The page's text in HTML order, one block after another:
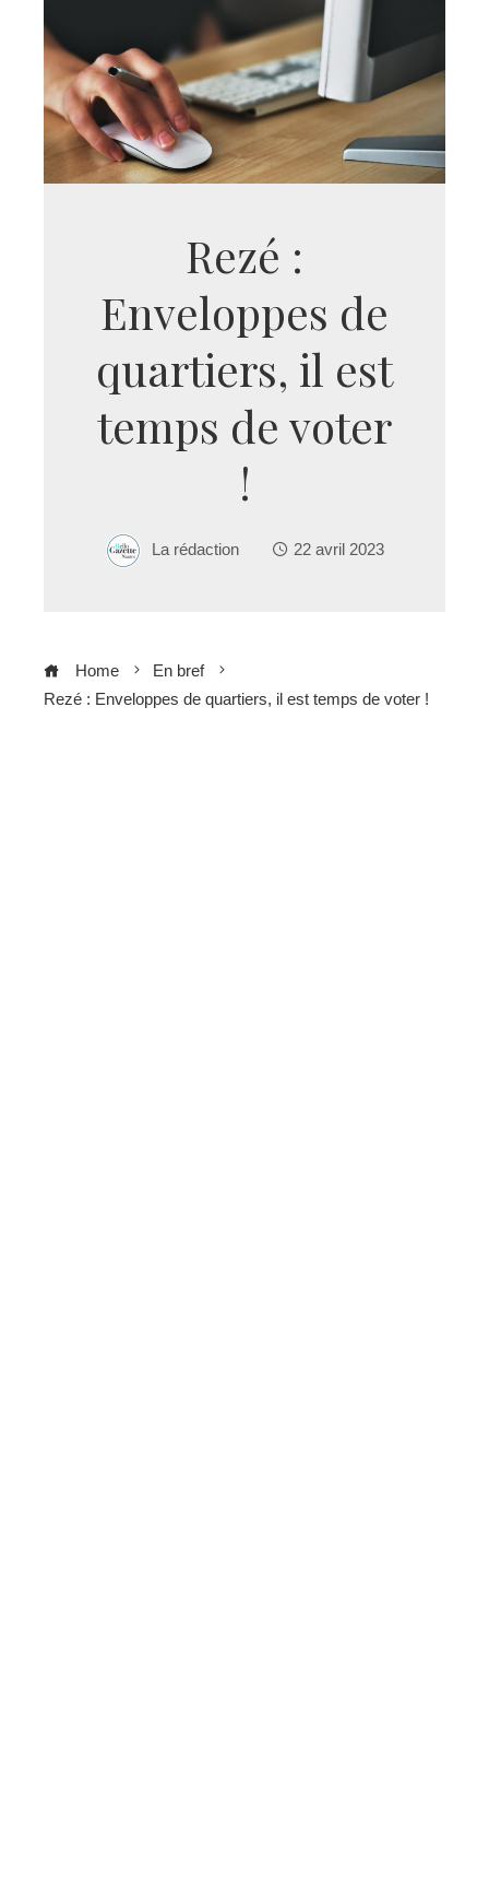
Rezé :
Enveloppes de
quartiers, il est
temps de voter
!
La rédaction 22 avril 2023
Home
En bref
Rezé : Enveloppes de quartiers, il est temps de voter !